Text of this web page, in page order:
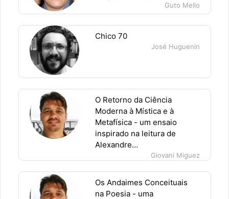
Guto Mello
Chico 70
José Huguenin
O Retorno da Ciência
Moderna à Mística e à
Metafísica - um ensaio
inspirado na leitura de
Alexandre…
Giovani Miguez
Os Andaimes Conceituais
na Poesia - uma